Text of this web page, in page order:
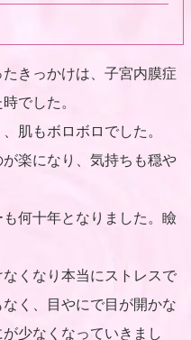
きっかけは、子宮内膜症
でした。
肌もボロボロでした。
楽になり、気持ちも穏や
何十年となりました。瞼
くなり本当にストレスで
く、目やにで目が開かな
少なくなっていきまし